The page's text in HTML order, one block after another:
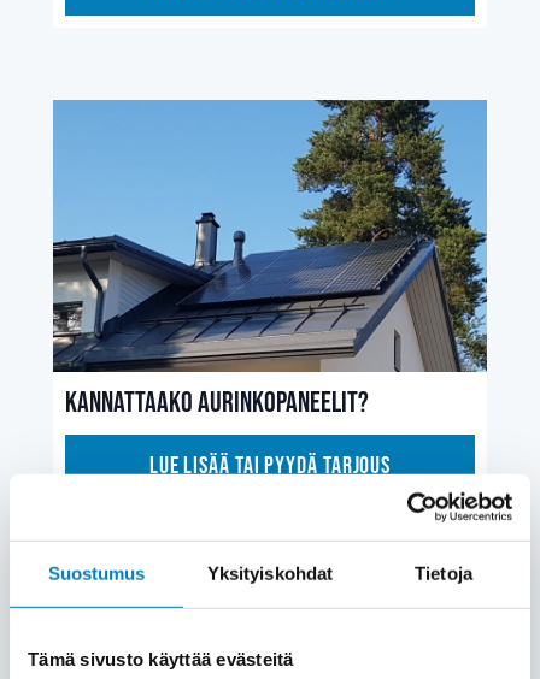
Suostumus Yksityiskohdat Tietoja
Tämä sivusto käyttää evästeitä
Kannattaako aurinkopaneelit?
Lue lisää tai pyydä tarjous